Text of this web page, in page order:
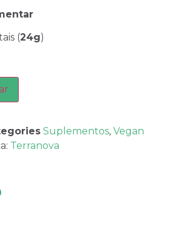
(24g)
Suplementos, Vegan
Terranova